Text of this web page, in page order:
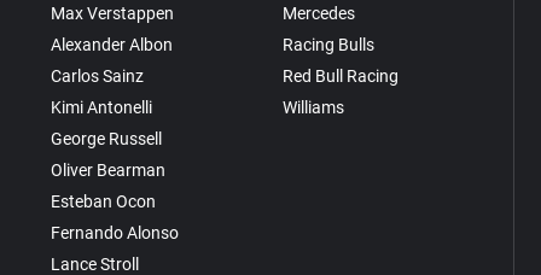
Max Verstappen
Alexander Albon
Carlos Sainz
Kimi Antonelli
George Russell
Oliver Bearman
Esteban Ocon
Fernando Alonso
Lance Stroll
Mercedes
Racing Bulls
Red Bull Racing
Williams